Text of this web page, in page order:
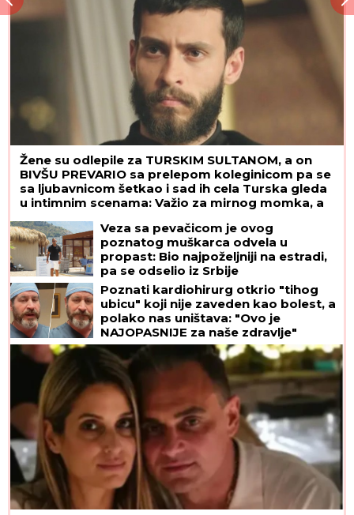
Žene su odlepile za TURSKIM SULTANOM, a on
BIVŠU PREVARIO sa prelepom koleginicom pa se
sa ljubavnicom šetkao i sad ih cela Turska gleda
u intimnim scenama: Važio za mirnog momka, a
Veza sa pevačicom je ovog
poznatog muškarca odvela u
propast: Bio najpoželjniji na estradi,
pa se odselio iz Srbije
Poznati kardiohirurg otkrio "tihog
ubicu" koji nije zaveden kao bolest, a
polako nas uništava: "Ovo je
NAJOPASNIJE za naše zdravlje"